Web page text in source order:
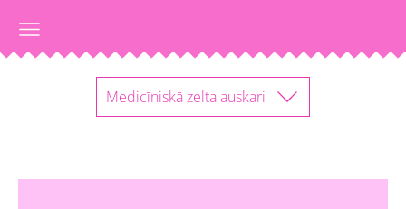
Medicīniskā zelta auskari